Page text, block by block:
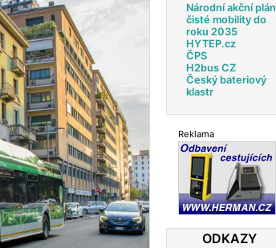
Národní akční plán
čisté mobility do
roku 2035
HYTEP.cz
ČPS
H2bus CZ
Český bateriový
klastr
Reklama
ODKAZY